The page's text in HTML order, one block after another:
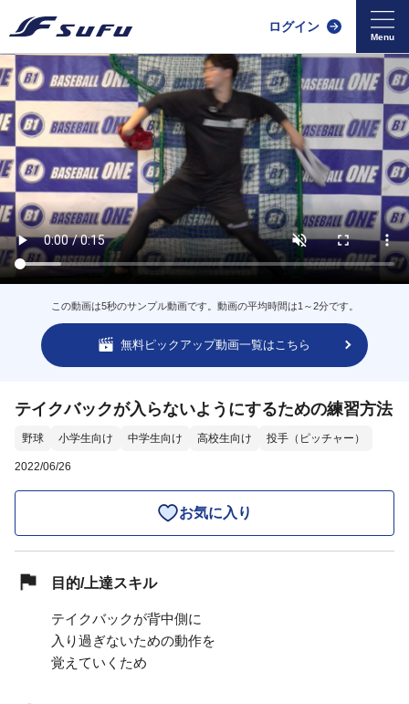
ログイン
この動画は5秒のサンプル動画です。動画の平均時間は1～2分です。
無料ピックアップ動画一覧はこちら
テイクバックが入らないようにするための練習方法
野球 小学生向け 中学生向け 高校生向け 投手（ピッチャー）
2022/06/26
お気に入り
目的/上達スキル
テイクバックが背中側に
入り過ぎないための動作を
覚えていくため